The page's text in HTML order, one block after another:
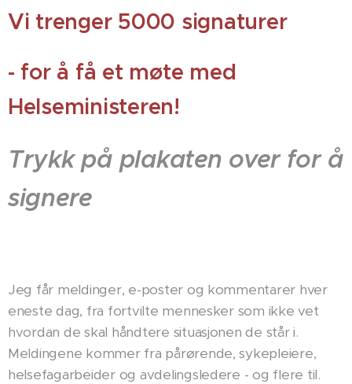
Vi trenger 5000 signaturer
- for å få et møte med
Helseministeren!
Trykk på plakaten over for å
signere
Jeg får meldinger, e-poster og kommentarer hver
eneste dag, fra fortvilte mennesker som ikke vet
hvordan de skal håndtere situasjonen de står i.
Meldingene kommer fra pårørende, sykepleiere,
helsefagarbeider og avdelingsledere - og flere til.